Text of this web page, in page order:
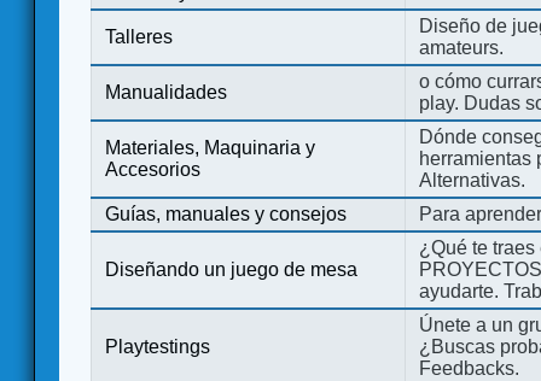
Talleres
Diseño de
amateurs.
Manualidades
o cómo
play. Dudas
Materiales, Maquinaria y
Accesorios
Dónde
herramientas
Alternativas.
Guías, manuales y consejos
Para
Diseñando un juego de mesa
¿Qué te
ayudarte.
Playtestings
Únete a un
¿Buscas
Feedbacks.